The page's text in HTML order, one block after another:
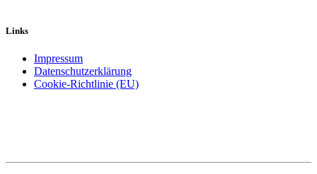
Links
Impressum
Datenschutzerklärung
Cookie-Richtlinie (EU)